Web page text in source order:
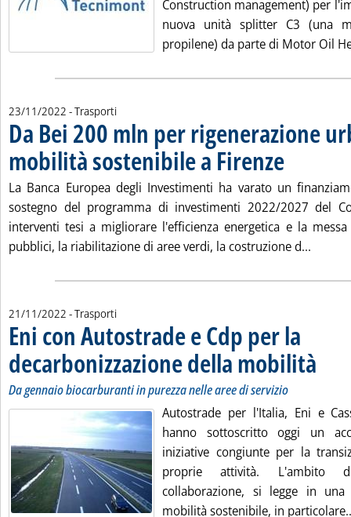
Construction management) per
nuova unità splitter C3 (una
propilene) da parte di Motor Oil
23/11/2022 - Trasporti
Da Bei 200 mln per rigenerazione
mobilità sostenibile a Firenze
La Banca Europea degli Investimenti ha varato un
sostegno del programma di investimenti 2022/2027 del
interventi tesi a migliorare l'efficienza energetica e la
pubblici, la riabilitazione di aree verdi, la costruzione d...
21/11/2022 - Trasporti
Eni con Autostrade e Cdp per la
decarbonizzazione della mobilità
Da gennaio biocarburanti in purezza nelle aree di servizio
Autostrade per l'Italia, Eni e
hanno sottoscritto oggi un
iniziative congiunte per la
proprie attività. L'ambito
collaborazione, si legge in
mobilità sostenibile, in